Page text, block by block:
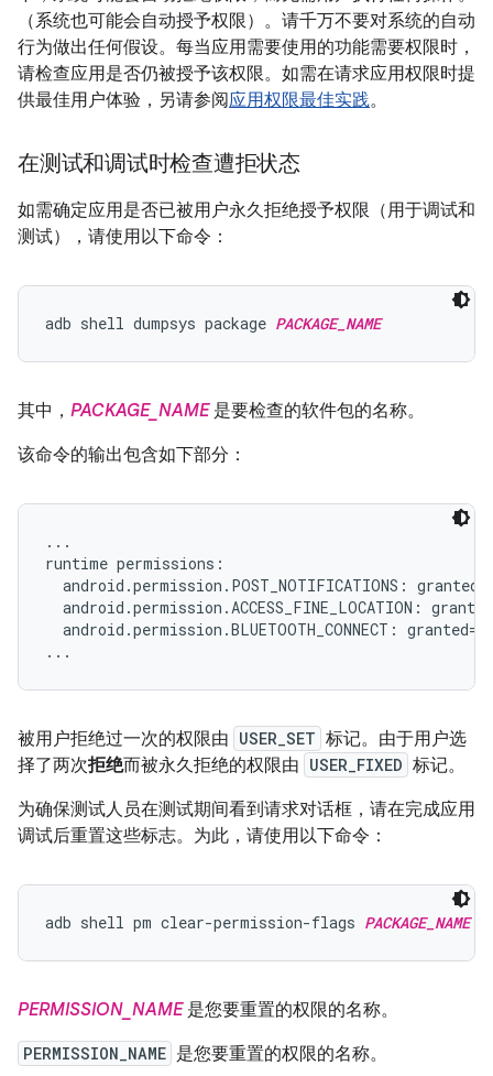
（系统也可能会自动授予权限）。请千万不要对系统的自动
行为做出任何假设。每当应用需要使用的功能需要权限时，
请检查应用是否仍被授予该权限。如需在请求应用权限时提
供最佳用户体验，另请参阅应用权限最佳实践。
在测试和调试时检查遭拒状态
如需确定应用是否已被用户永久拒绝授予权限（用于调试和
测试），请使用以下命令：
adb shell dumpsys package PACKAGE_NAME
其中， PACKAGE_NAME是要检查的软件包的名称。
该命令的输出包含如下部分：
...
runtime permissions:
android.permission.POST_NOTIFICATIONS:
android.permission.ACCESS_FINE_LOCATION:
android.permission.BLUETOOTH_CONNECT:
被用户拒绝过一次的权限由 USER_SET 标记。由于用户选
择了两次拒绝而被永久拒绝的权限由 USER_FIXED 标记。
为确保测试人员在测试期间看到请求对话框，请在完成应用
调试后重置这些标志。为此，请使用以下命令：
adb shell pm clear-permission-flags PACKAGE_NAME
PERMISSION_NAME是您要重置的权限的名称。
PERMISSION_NAME 是您要重置的权限的名称。